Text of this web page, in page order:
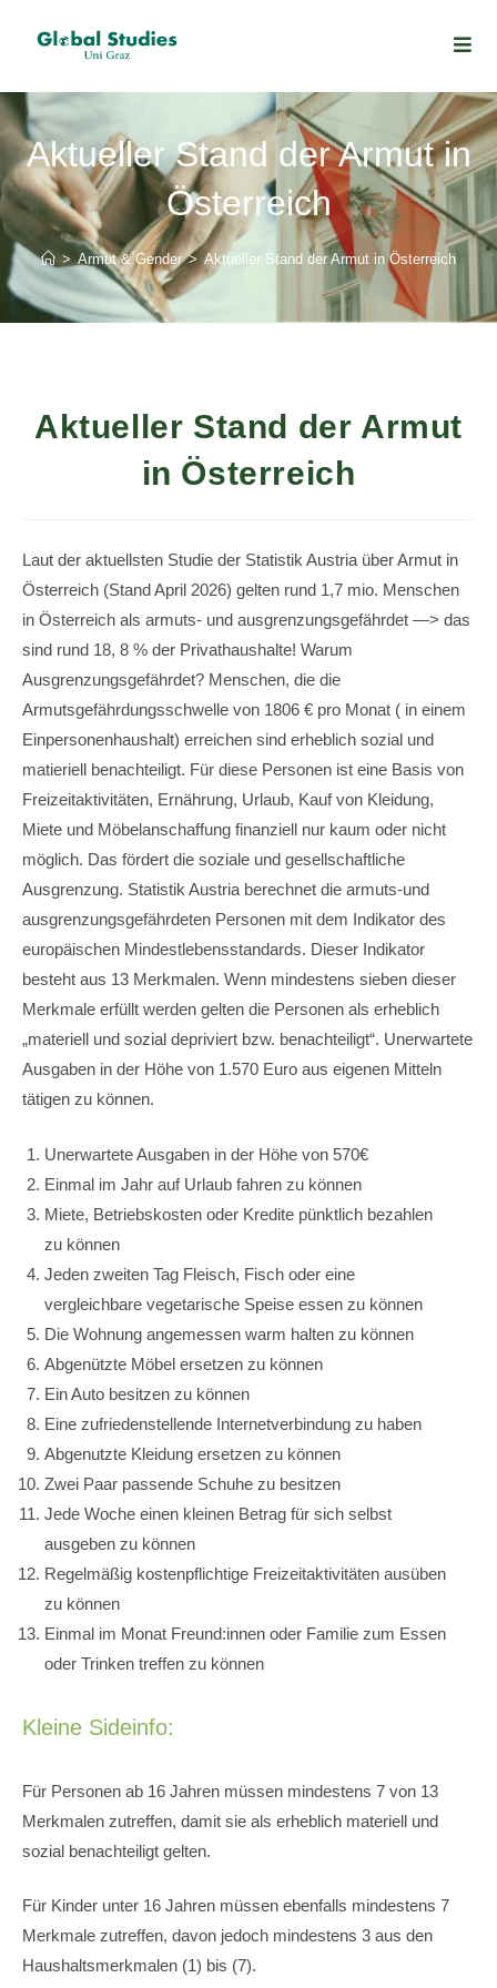
Aktueller Stand der Armut in
Österreich
> Armut & Gender > Aktueller Stand der Armut in Österreich
Aktueller Stand der Armut
in Österreich
Laut der aktuellsten Studie der Statistik Austria über Armut in
Österreich (Stand April 2026) gelten rund 1,7 mio. Menschen
in Österreich als armuts- und ausgrenzungsgefährdet —> das
sind rund 18, 8 % der Privathaushalte! Warum
Ausgrenzungsgefährdet? Menschen, die die
Armutsgefährdungsschwelle von 1806 € pro Monat ( in einem
Einpersonenhaushalt) erreichen sind erheblich sozial und
matieriell benachteiligt. Für diese Personen ist eine Basis von
Freizeitaktivitäten, Ernährung, Urlaub, Kauf von Kleidung,
Miete und Möbelanschaffung finanziell nur kaum oder nicht
möglich. Das fördert die soziale und gesellschaftliche
Ausgrenzung. Statistik Austria berechnet die armuts-und
ausgrenzungsgefährdeten Personen mit dem Indikator des
europäischen Mindestlebensstandards. Dieser Indikator
besteht aus 13 Merkmalen. Wenn mindestens sieben dieser
Merkmale erfüllt werden gelten die Personen als erheblich
„materiell und sozial depriviert bzw. benachteiligt“. Unerwartete
Ausgaben in der Höhe von 1.570 Euro aus eigenen Mitteln
tätigen zu können.
Unerwartete Ausgaben in der Höhe von 570€
Einmal im Jahr auf Urlaub fahren zu können
Miete, Betriebskosten oder Kredite pünktlich bezahlen
zu können
Jeden zweiten Tag Fleisch, Fisch oder eine
vergleichbare vegetarische Speise essen zu können
Die Wohnung angemessen warm halten zu können
Abgenützte Möbel ersetzen zu können
Ein Auto besitzen zu können
Eine zufriedenstellende Internetverbindung zu haben
Abgenutzte Kleidung ersetzen zu können
Zwei Paar passende Schuhe zu besitzen
Jede Woche einen kleinen Betrag für sich selbst
ausgeben zu können
Regelmäßig kostenpflichtige Freizeitaktivitäten ausüben
zu können
Einmal im Monat Freund:innen oder Familie zum Essen
oder Trinken treffen zu können
Kleine Sideinfo:
Für Personen ab 16 Jahren müssen mindestens 7 von 13
Merkmalen zutreffen, damit sie als erheblich materiell und
sozial benachteiligt gelten.
Für Kinder unter 16 Jahren müssen ebenfalls mindestens 7
Merkmale zutreffen, davon jedoch mindestens 3 aus den
Haushaltsmerkmalen (1) bis (7).